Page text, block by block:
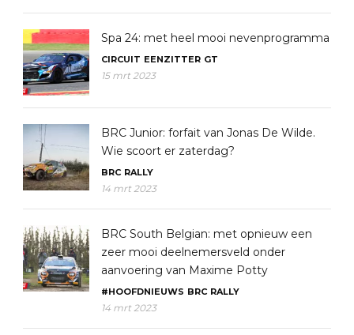
Spa 24: met heel mooi nevenprogramma
CIRCUIT EENZITTER GT
15 mrt 2023
BRC Junior: forfait van Jonas De Wilde.
Wie scoort er zaterdag?
BRC RALLY
14 mrt 2023
BRC South Belgian: met opnieuw een
zeer mooi deelnemersveld onder
aanvoering van Maxime Potty
#HOOFDNIEUWS BRC RALLY
14 mrt 2023